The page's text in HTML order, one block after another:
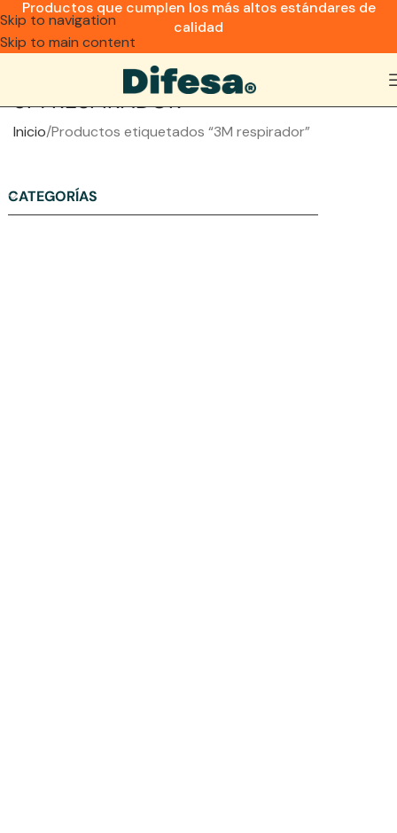
Skip to navigation
Skip to main content
3M RESPIRADOR
Inicio Productos etiquetados “3M respirador”
CATEGORÍAS
Productos que cumplen los más altos estándares de
calidad